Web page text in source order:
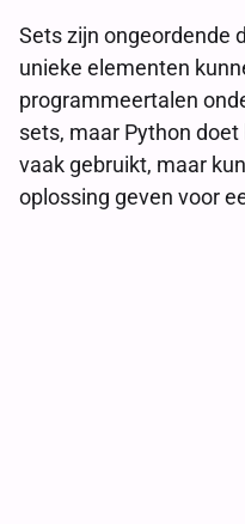
Sets zijn ongeordende
unieke elementen
programmeertalen
sets, maar Python
vaak gebruikt, maar
oplossing geven voor